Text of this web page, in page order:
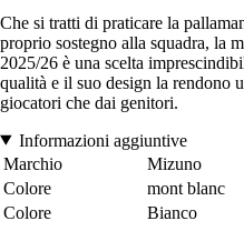
Che si tratti di praticare la
proprio sostegno alla squadra, la
2025/26 è una scelta
qualità e il suo design la rendono
giocatori che dai genitori.
Informazioni aggiuntive
Marchio
Mizuno
Colore
mont blanc
Colore
Bianco